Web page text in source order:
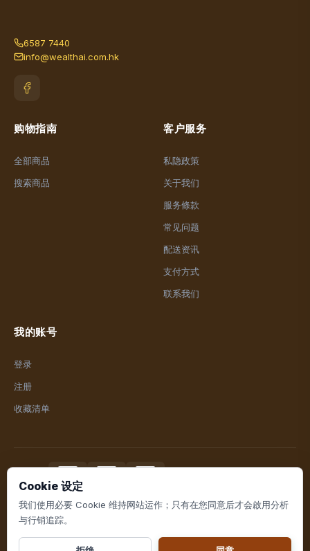
6587 7440
info@wealthai.com.hk
购物指南
全部商品
搜索商品
客户服务
私隐政策
关于我们
服务條款
常见问题
配送资讯
支付方式
联系我们
我的账号
登录
注册
收藏清单
© 2026 泰富盈生活百货. All rights reserved.
Cookie 设定
我们使用必要 Cookie 维持网站运作；只有在您同意后才会啟用分析
与行销追踪。